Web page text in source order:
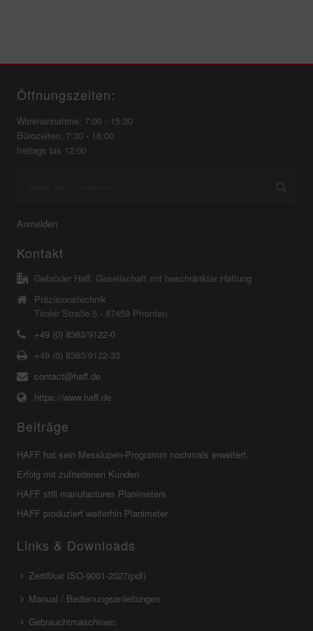
Öffnungszeiten:
Warenannahme: 7:00 - 15:30
Bürozeiten: 7:30 - 16:00
freitags bis 12:00
Anmelden
Kontakt
Gebrüder Haff, Gesellschaft mit beschränkter Haftung
Präzisionstechnik
Tiroler Straße 5 - 87459 Pfronten
+49 (0) 8363/9122-0
+49 (0) 8363/9122-33
contact@haff.de
https://www.haff.de
Beiträge
HAFF hat sein Messlupen-Programm nochmals erweitert.
Erfolg mit zufriedenen Kunden
HAFF still manufactures Planimeters
HAFF produziert weiterhin Planimeter
Links & Downloads
Zertifikat ISO-9001-2027(pdf)
Manual / Bedienungsanleitungen
Gebrauchtmaschinen: